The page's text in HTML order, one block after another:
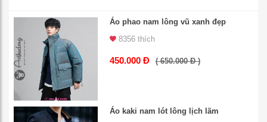
Áo phao nam lông vũ xanh đẹp
8356 thích
450.000 Đ ( 650.000 Đ )
Áo kaki nam lót lông lịch lãm